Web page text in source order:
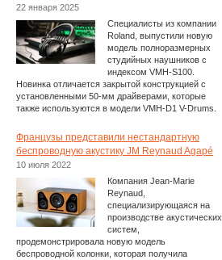
22 января 2025
Специалисты из компании
Roland, выпустили новую
модель полноразмерных
студийных наушников с
индексом VMH-S100.
Новинка отличается закрытой конструкцией с
установленными 50-мм драйверами, которые
также используются в модели VMH-D1 V-Drums.
Французы представили нестандартную
беспроводную акустику JM Reynaud Agapé
10 июля 2022
Компания Jean-Marie
Reynaud,
специализирующаяся на
производстве акустических
систем,
продемонстрировала новую модель
беспроводной колонки, которая получила